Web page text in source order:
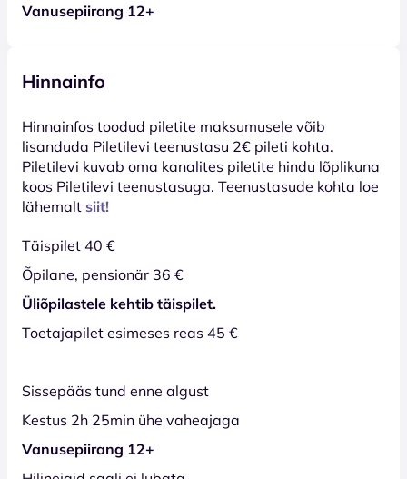
Vanusepiirang 12+
Hinnainfo
Hinnainfos toodud piletite maksumusele võib
lisanduda Piletilevi teenustasu 2€ pileti kohta.
Piletilevi kuvab oma kanalites piletite hindu lõplikuna
koos Piletilevi teenustasuga. Teenustasude kohta loe
lähemalt siit!
Täispilet 40 €
Õpilane, pensionär 36 €
Üliõpilastele kehtib täispilet.
Toetajapilet esimeses reas 45 €
Sissepääs tund enne algust
Kestus 2h 25min ühe vaheajaga
Vanusepiirang 12+